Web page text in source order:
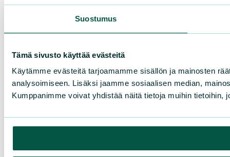
Suostumus
Tämä sivusto käyttää evästeitä
Käytämme evästeitä tarjoamamme sisällön ja mainosten
analysoimiseen. Lisäksi jaamme sosiaalisen median,
Kumppanimme voivat yhdistää näitä tietoja muihin tietoihin,